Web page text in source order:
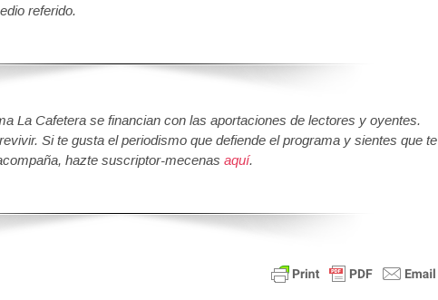
referido.
La Cafetera se financian con las aportaciones de lectores y oyentes.
Si te gusta el periodismo que defiende el programa y sientes que te
hazte suscriptor-mecenas aquí.